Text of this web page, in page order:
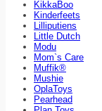
KikkaBoo
Kinderfeets
Lilliputiens
Little Dutch
Modu
Mom`s Care
Muffik®
Mushie
OplaToys
Pearhead